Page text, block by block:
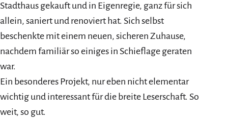
Stadthaus gekauft und in Eigenregie, ganz für sich
allein, saniert und renoviert hat. Sich selbst
beschenkte mit einem neuen, sicheren Zuhause,
nachdem familiär so einiges in Schieflage geraten
war.
Ein besonderes Projekt, nur eben nicht elementar
wichtig und interessant für die breite Leserschaft. So
weit, so gut.